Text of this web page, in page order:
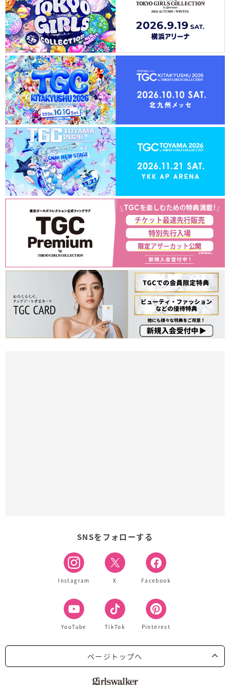
SNSをフォローする
Instagram X Facebook
YouTube TikTok Pinterest
ページトップへ